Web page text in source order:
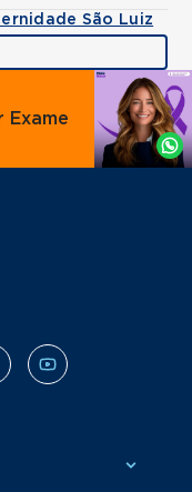
São Luiz
Agende
por
Whatsapp
Exame